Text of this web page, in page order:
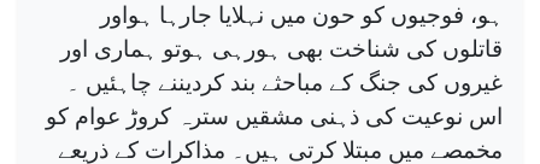
ہو، فوجیوں کو حون میں نہلایا جارہا ہواور
قاتلوں کی شناخت بھی ہورہی ہوتو ہماری اور
غیروں کی جنگ کے مباحثے بند کردیننے چاہئیں ۔
اس نوعیت کی ذہنی مشقیں سترہ کروڑ عوام کو
مخمصے میں مبتلا کرتی ہیں۔ مذاکرات کے ذریعے